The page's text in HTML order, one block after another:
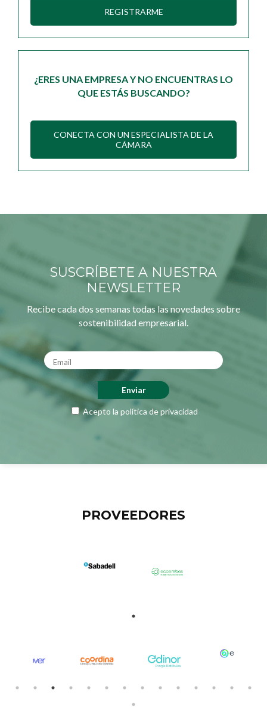
REGISTRARME
¿ERES UNA EMPRESA Y NO ENCUENTRAS LO
QUE ESTÁS BUSCANDO?
CONECTA CON UN ESPECIALISTA DE LA
CÁMARA
SUSCRÍBETE A NUESTRA
NEWSLETTER
Recibe cada dos semanas todas las novedades sobre
sostenibilidad empresarial.
Acepto la política de privacidad
PROVEEDORES